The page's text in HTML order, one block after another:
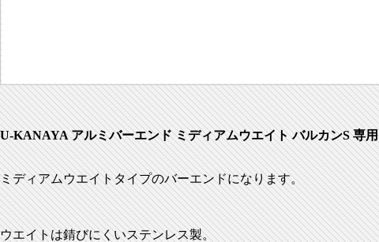
U-KANAYA アルミバーエンド ミディアムウエイト バルカンS 専用
ミディアムウエイトタイプのバーエンドになります。
ウエイトは錆びにくいステンレス製。